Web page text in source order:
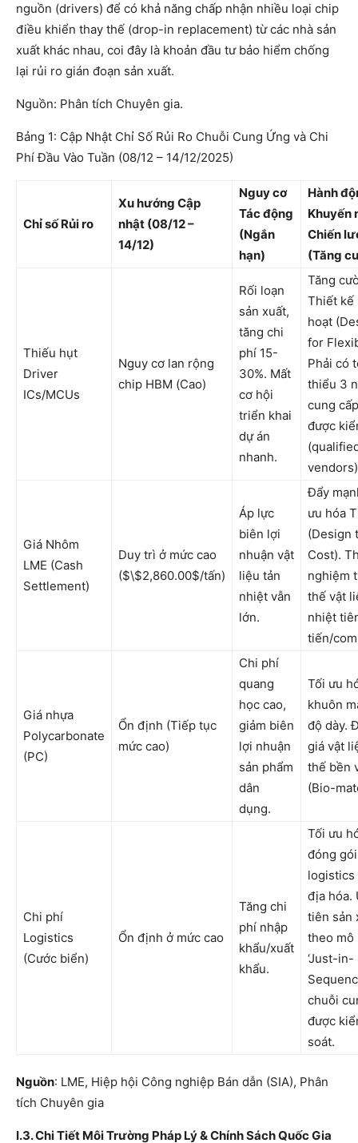
nguồn (drivers) để có khả năng chấp nhận nhiều loại chip
điều khiển thay thế (drop-in replacement) từ các nhà sản
xuất khác nhau, coi đây là khoản đầu tư bảo hiểm chống
lại rủi ro gián đoạn sản xuất.
Nguồn: Phân tích Chuyên gia.
Bảng 1: Cập Nhật Chỉ Số Rủi Ro Chuỗi Cung Ứng và Chi
Phí Đầu Vào Tuần (08/12 – 14/12/2025)
Chỉ số Rủi ro
Xu hướng Cập
nhật (08/12 –
14/12)
Nguy cơ
Tác động
(Ngắn
hạn)
Hành
Khuyến
Chiến
(Tăng
Thiếu hụt
Driver
ICs/MCUs
Nguy cơ lan rộng
chip HBM (Cao)
Rối loạn
sản xuất,
tăng chi
phí 15-
30%. Mất
cơ hội
triển khai
dự án
nhanh.
Tăng
Thiết kế
hoạt
for
Phải có
thiểu 3
cung
được
Giá Nhôm
LME (Cash
Settlement)
Duy trì ở mức cao
($\$2,860.00$/tấn)
Áp lực
biên lợi
nhuận vật
liệu tản
nhiệt vẫn
lớn.
Đẩy
ưu hóa
(Design
Cost).
nghiệm
thế vật
nhiệt
tiến/
Giá nhựa
Polycarbonate
(PC)
Ổn định (Tiếp tục
mức cao)
Chi phí
quang
học cao,
giảm biên
lợi nhuận
sản phẩm
dân
dụng.
Tối ưu
khuôn
độ dày.
giá vật
thế bền
(Bio-
Chi phí
Logistics
(Cước biển)
Ổn định ở mức cao
Tăng chi
phí nhập
khẩu/xuất
khẩu.
Tối ưu
đóng
logistics
địa hóa.
tiên sản
theo mô
‘Just-in-
chuỗi
được
soát.
Nguồn: LME, Hiệp hội Công nghiệp Bán dẫn (SIA), Phân
tích Chuyên gia
I.3. Chi Tiết Môi Trường Pháp Lý & Chính Sách Quốc Gia